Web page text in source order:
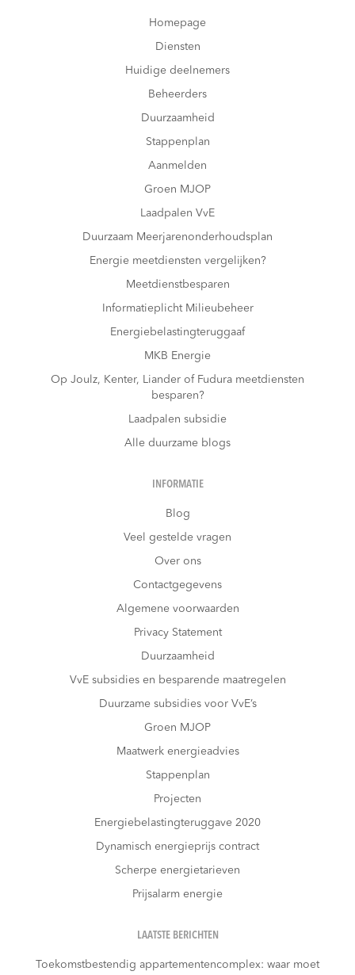
Homepage
Diensten
Huidige deelnemers
Beheerders
Duurzaamheid
Stappenplan
Aanmelden
Groen MJOP
Laadpalen VvE
Duurzaam Meerjarenonderhoudsplan
Energie meetdiensten vergelijken?
Meetdienstbesparen
Informatieplicht Milieubeheer
Energiebelastingteruggaaf
MKB Energie
Op Joulz, Kenter, Liander of Fudura meetdiensten
besparen?
Laadpalen subsidie
Alle duurzame blogs
INFORMATIE
Blog
Veel gestelde vragen
Over ons
Contactgegevens
Algemene voorwaarden
Privacy Statement
Duurzaamheid
VvE subsidies en besparende maatregelen
Duurzame subsidies voor VvE’s
Groen MJOP
Maatwerk energieadvies
Stappenplan
Projecten
Energiebelastingteruggave 2020
Dynamisch energieprijs contract
Scherpe energietarieven
Prijsalarm energie
LAATSTE BERICHTEN
Toekomstbestendig appartementencomplex: waar moet